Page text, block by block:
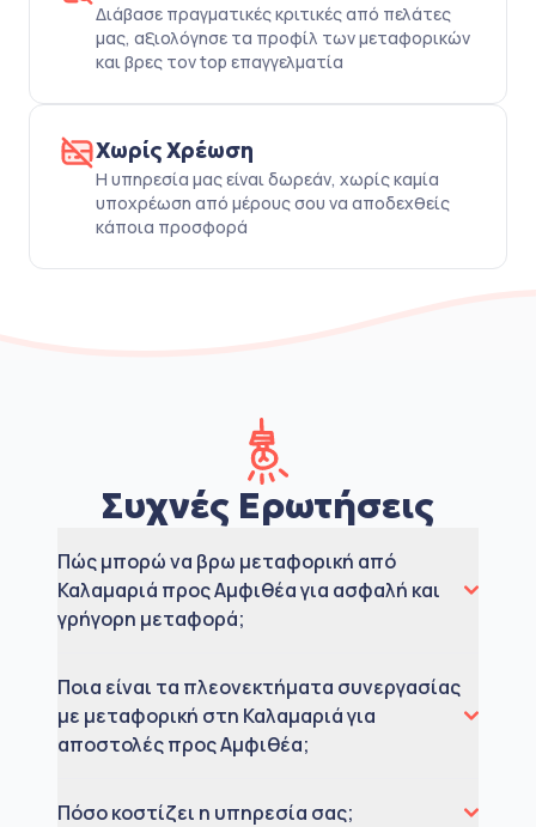
Διάβασε πραγματικές κριτικές από πελάτες
μας, αξιολόγησε τα προφίλ των μεταφορικών
και βρες τον top επαγγελματία
Χωρίς Χρέωση
Η υπηρεσία μας είναι δωρεάν, χωρίς καμία
υποχρέωση από μέρους σου να αποδεχθείς
κάποια προσφορά
Συχνές Ερωτήσεις
Πώς μπορώ να βρω μεταφορική από
Καλαμαριά προς Αμφιθέα για ασφαλή και
γρήγορη μεταφορά;
Ποια είναι τα πλεονεκτήματα συνεργασίας
με μεταφορική στη Καλαμαριά για
αποστολές προς Αμφιθέα;
Πόσο κοστίζει η υπηρεσία σας;